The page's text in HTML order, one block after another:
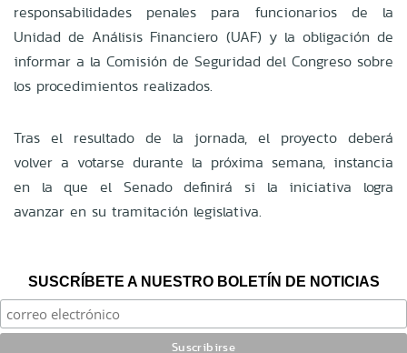
responsabilidades penales para funcionarios de la
Unidad de Análisis Financiero (UAF) y la obligación de
informar a la Comisión de Seguridad del Congreso sobre
los procedimientos realizados.
Tras el resultado de la jornada, el proyecto deberá
volver a votarse durante la próxima semana, instancia
en la que el Senado definirá si la iniciativa logra
avanzar en su tramitación legislativa.
SUSCRÍBETE A NUESTRO BOLETÍN DE NOTICIAS